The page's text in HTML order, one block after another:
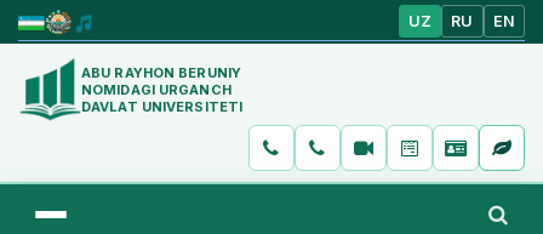
UZ RU EN
ABU RAYHON BERUNIY
NOMIDAGI URGANCH
DAVLAT UNIVERSITETI